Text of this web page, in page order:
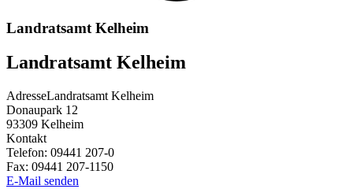
Landratsamt Kelheim
Landratsamt Kelheim
AdresseLandratsamt Kelheim
Donaupark 12
93309 Kelheim
Kontakt
Telefon: 09441 207-0
Fax: 09441 207-1150
E-Mail senden